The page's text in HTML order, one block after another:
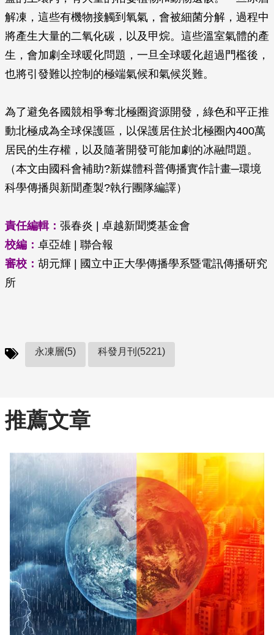
解凍，這些有機物接觸到氧氣，會被細菌分解，過程中
將產生大量的二氧化碳，以及甲烷。這些溫室氣體的產
生，會加劇全球暖化問題，一旦全球暖化超過門檻後，
也將引發難以控制的極端氣候和氣候災難。
為了避免各國競相爭奪北極圈資源開發，綠色和平正推
動北極成為全球保護區，以保護居住於北極圈內400萬
居民的生存權，以及隨著開發可能加劇的冰融問題。
（本文由國科會補助?新媒體科普傳播實作計畫─環境
科學傳播與新聞產製?執行團隊編譯）
責任編輯： 張春炎 | 卓越新聞獎基金會
校編： 卓亞雄 | 聯合報
審校： 胡元輝 | 國立中正大學傳播學系暨電訊傳播研究
所
永凍層(5) 科發月刊(5221)
推薦文章